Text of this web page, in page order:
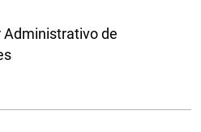
Administrativo de